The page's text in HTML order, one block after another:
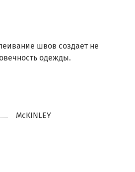
швов создает не
одежды.
McKINLEY